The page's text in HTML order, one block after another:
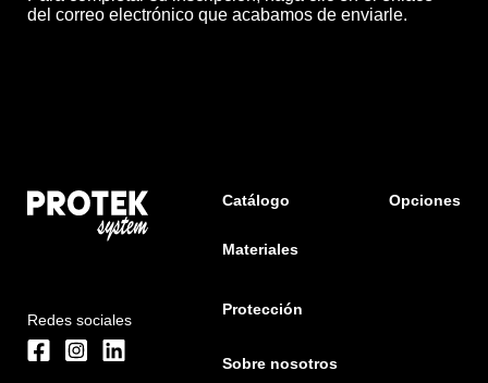
del correo electrónico que acabamos de enviarle.
Redes sociales
Catálogo Opciones
Materiales
Protección
Sobre nosotros